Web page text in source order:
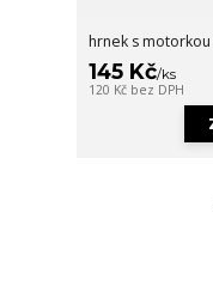
hrnek s motorkou
145 Kč/ks
120 Kč bez DPH